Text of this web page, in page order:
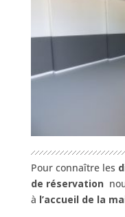
Pour connaître les
de réservation
à l’accueil de la